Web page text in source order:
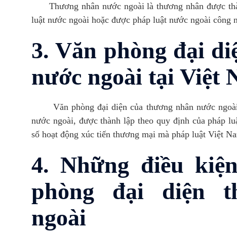
Thương nhân nước ngoài là thương nhân được
luật nước ngoài hoặc được pháp luật nước ngoài công
3. Văn phòng đại
nước ngoài tại Việt
Văn phòng đại diện của thương nhân nước
nước ngoài, được thành lập theo quy định của pháp
số hoạt động xúc tiến thương mại mà pháp luật Việt
4. Những điều
phòng đại diện
ngoài